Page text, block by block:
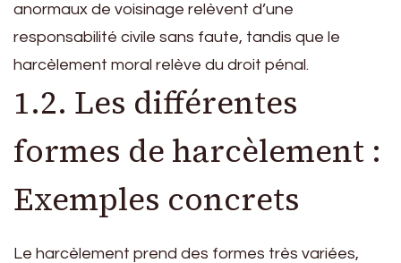
anormaux de voisinage relèvent d’une
responsabilité civile sans faute, tandis que le
harcèlement moral relève du droit pénal.
1.2. Les différentes
formes de harcèlement :
Exemples concrets
Le harcèlement prend des formes très variées,